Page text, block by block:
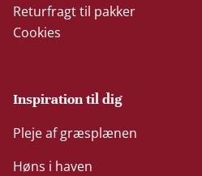
Returfragt til pakker
Cookies
Inspiration til dig
Pleje af græsplænen
Høns i haven